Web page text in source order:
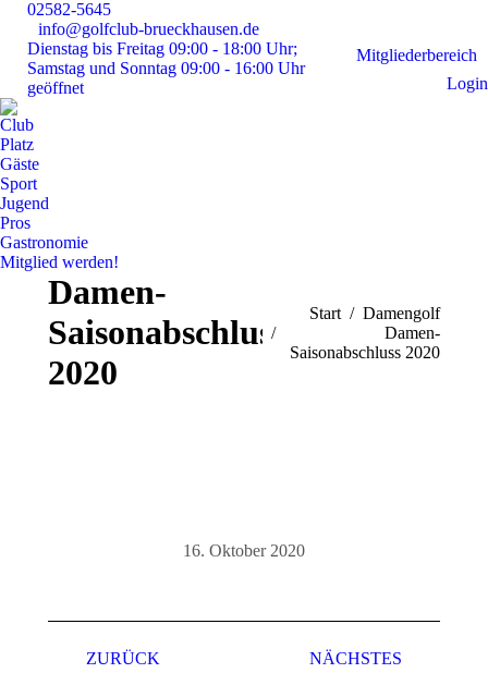
02582-5645
info@golfclub-brueckhausen.de
Dienstag bis Freitag 09:00 - 18:00 Uhr;
Samstag und Sonntag 09:00 - 16:00 Uhr
geöffnet
pagepage
opens
Mitgliederbereich
Login
Club
Platz
Gäste
Sport
Jugend
Pros
Gastronomie
Mitglied werden!
Damen-
Saisonabschluss
2020
Sie befinden sich hier:
Start
Damengolf
Damen-
Saisonabschluss 2020
16. Oktober 2020
ZURÜCK NÄCHSTES